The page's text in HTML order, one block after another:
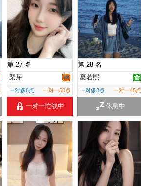
第 27 名
梨芽
一对多8点 一对一50点
一对一忙线中
第 28 名
夏若熙
一对多8点 一对一45点
休息中